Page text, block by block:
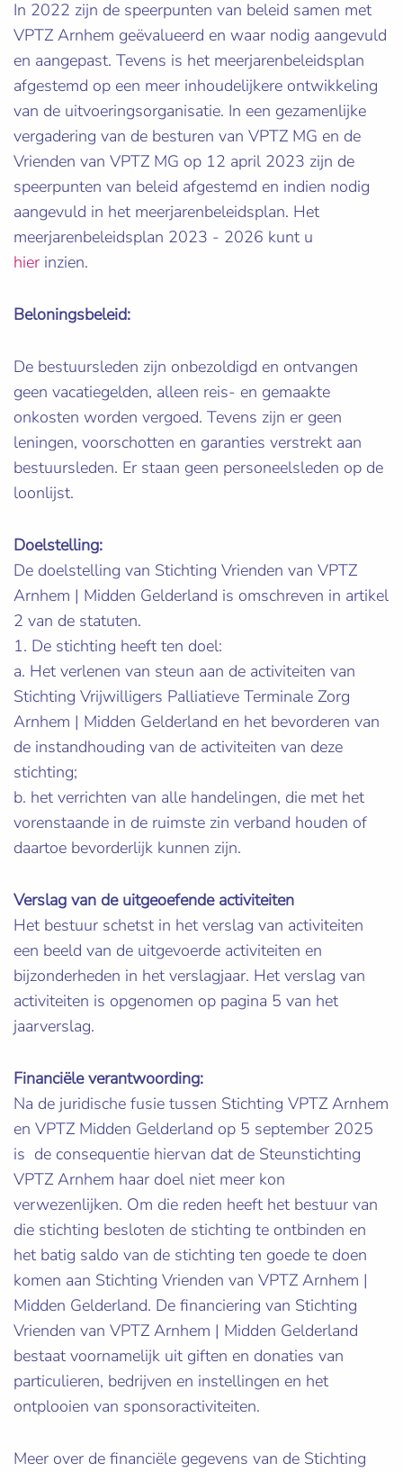
In 2022 zijn de speerpunten van beleid samen met
VPTZ Arnhem geëvalueerd en waar nodig aangevuld
en aangepast. Tevens is het meerjarenbeleidsplan
afgestemd op een meer inhoudelijkere ontwikkeling
van de uitvoeringsorganisatie. In een gezamenlijke
vergadering van de besturen van VPTZ MG en de
Vrienden van VPTZ MG op 12 april 2023 zijn de
speerpunten van beleid afgestemd en indien nodig
aangevuld in het meerjarenbeleidsplan. Het
meerjarenbeleidsplan 2023 - 2026 kunt u
hier inzien.
Beloningsbeleid:
De bestuursleden zijn onbezoldigd en ontvangen
geen vacatiegelden, alleen reis- en gemaakte
onkosten worden vergoed. Tevens zijn er geen
leningen, voorschotten en garanties verstrekt aan
bestuursleden. Er staan geen personeelsleden op de
loonlijst.
Doelstelling:
De doelstelling van Stichting Vrienden van VPTZ
Arnhem | Midden Gelderland is omschreven in artikel
2 van de statuten.
1. De stichting heeft ten doel:
a. Het verlenen van steun aan de activiteiten van
Stichting Vrijwilligers Palliatieve Terminale Zorg
Arnhem | Midden Gelderland en het bevorderen van
de instandhouding van de activiteiten van deze
stichting;
b. het verrichten van alle handelingen, die met het
vorenstaande in de ruimste zin verband houden of
daartoe bevorderlijk kunnen zijn.
Verslag van de uitgeoefende activiteiten
Het bestuur schetst in het verslag van activiteiten
een beeld van de uitgevoerde activiteiten en
bijzonderheden in het verslagjaar. Het verslag van
activiteiten is opgenomen op pagina 5 van het
jaarverslag.
Financiële verantwoording:
Na de juridische fusie tussen Stichting VPTZ Arnhem
en VPTZ Midden Gelderland op 5 september 2025
is de consequentie hiervan dat de Steunstichting
VPTZ Arnhem haar doel niet meer kon
verwezenlijken. Om die reden heeft het bestuur van
die stichting besloten de stichting te ontbinden en
het batig saldo van de stichting ten goede te doen
komen aan Stichting Vrienden van VPTZ Arnhem |
Midden Gelderland. De financiering van Stichting
Vrienden van VPTZ Arnhem | Midden Gelderland
bestaat voornamelijk uit giften en donaties van
particulieren, bedrijven en instellingen en het
ontplooien van sponsoractiviteiten.
Meer over de financiële gegevens van de Stichting